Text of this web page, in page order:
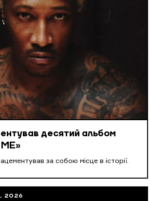
десятий альбом
за собою місце в історії.
2026